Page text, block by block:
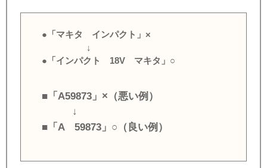
●「マキタ インパクト」×
↓
●「インパクト 18V マキタ」○
■「A59873」×（悪い例）
↓
■「A 59873」○（良い例）